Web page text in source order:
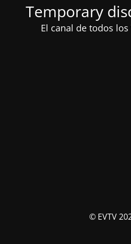
Temporary
El canal de todos
© EVTV